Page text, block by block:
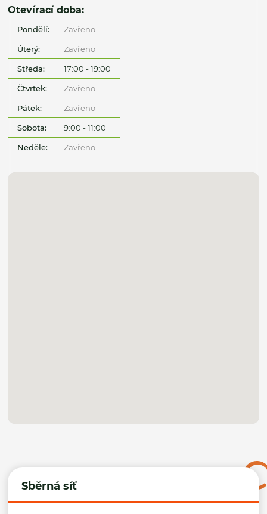
Sběrná síť
Otevírací doba:
Pondělí: Zavřeno
Úterý: Zavřeno
Středa: 17:00 - 19:00
Čtvrtek: Zavřeno
Pátek: Zavřeno
Sobota: 9:00 - 11:00
Neděle: Zavřeno